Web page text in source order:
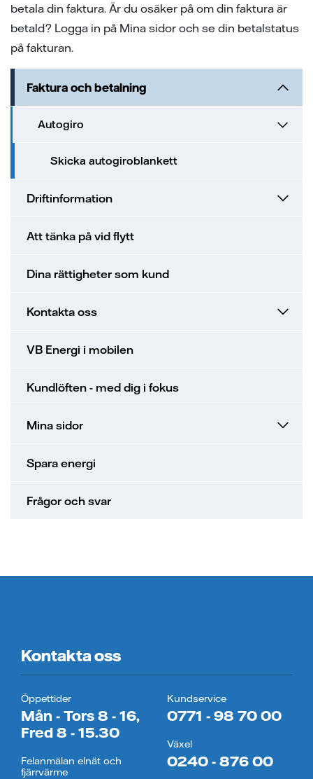
betala din faktura. Är du osäker på om din faktura är
betald? Logga in på Mina sidor och se din betalstatus
på fakturan.
Faktura och betalning
Autogiro
Skicka autogiroblankett
Driftinformation
Att tänka på vid flytt
Dina rättigheter som kund
Kontakta oss
VB Energi i mobilen
Kundlöften - med dig i fokus
Mina sidor
Spara energi
Frågor och svar
Kontakta oss
Öppettider
Mån - Tors 8 - 16,
Fred 8 - 15.30
Felanmälan elnät och
fjärrvärme
Kundservice
0771 - 98 70 00
Växel
0240 - 876 00